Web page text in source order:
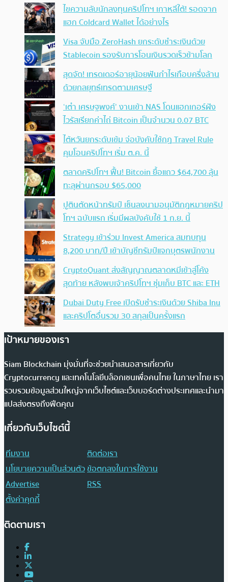
ไขความลับนักลงทุนคริปโทฯ เกาหลีใต้! รอดจาก
แฮก Coldcard Wallet ได้อย่างไร
Visa จับมือ ZeroHash ยกระดับชำระเงินด้วย
Stablecoin รองรับการโอนเงินรวดเร็วข้ามโลก
สุดจัด! เทรดเดอร์อายุน้อยฟันกำไรเกือบครึ่งล้าน
ด้วยกลยุทธ์เทรดตามเศรษฐี
‘เต๋า เศรษฐพงศ์’ งานเข้า NAS โดนแฮกเกอร์ฝัง
ไวรัสเรียกค่าไถ่ Bitcoin เป็นจำนวน 0.07 BTC
ไต้หวันยกระดับเข้ม จ่อบังคับใช้กฏ Travel Rule
คุมโอนคริปโทฯ เริ่ม ต.ค. นี้
ตลาดคริปโทฯ ฟื้น! Bitcoin ยื้อแถว $64,700 ลุ้น
ทะลุผ่านกรอบ $65,000
ปูตินตัดหน้าทรัมป์ เซ็นลงนามอนุมัติกฎหมายคริป
โทฯ ฉบับแรก เริ่มมีผลบังคับใช้ 1 ก.ย. นี้
Strategy เข้าร่วม Invest America สมทบทุน
8,200 บาท/ปี เข้าบัญชีทรัมป์แจกบุตรพนักงาน
CryptoQuant ส่งสัญญาณตลาดหมีเข้าสู่โค้ง
สุดท้าย หลังพบเจ้าคริปโทฯ ซุ่มเก็บ BTC และ ETH
Dubai Duty Free เปิดรับชำระเงินด้วย Shiba Inu
และคริปโตอื่นรวม 30 สกุลเป็นครั้งแรก
เป้าหมายของเรา
Siam Blockchain มุ่งมั่นที่จะช่วยนำเสนอสารเกี่ยวกับ
Cryptocurrency และเทคโนโลยีบล็อกเชนเพื่อคนไทย ในภาษาไทย เรา
รวบรวมข้อมูลส่วนใหญ่จากเว็บไซต์และเว็บบอร์ดต่างประเทศและนำมา
แปลส่งตรงถึงฟีดคุณ
เกี่ยวกับเว็บไซต์นี้
ทีมงาน
ติดต่อเรา
นโยบายความเป็นส่วนตัวข้อตกลงในการใช้งาน
Advertise
RSS
ตั้งค่าคุกกี้
ติดตามเรา